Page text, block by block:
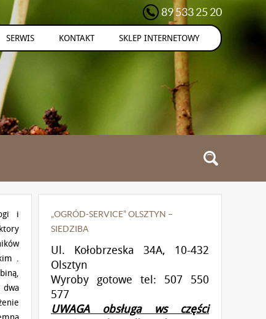
89 533 25 20
SERWIS KONTAKT SKLEP INTERNETOWY
i
.
dwa
„OGRÓD-SERVICE” OLSZTYN –
SIEDZIBA
Ul. Kołobrzeska 34A, 10-432
Olsztyn
Wyroby gotowe tel: 507 550
577
UWAGA obsługa ws części